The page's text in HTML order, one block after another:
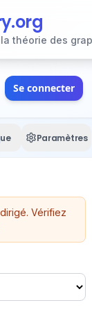
théorie des
Se connecter
Paramètres
Vérifiez